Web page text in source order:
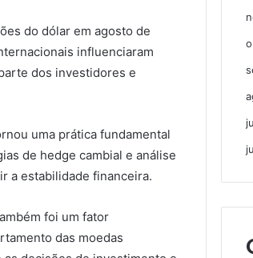
do dólar em agosto de
influenciaram
dos investidores e
uma prática fundamental
de hedge cambial e análise
a estabilidade financeira.
foi um fator
das moedas